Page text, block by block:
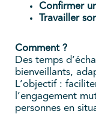
Confirmer
Travailler
Comment ?
Des temps
bienveillants,
L’objectif :
l’engagement
personnes en